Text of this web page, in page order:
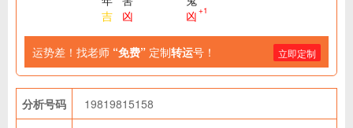
吉
凶
凶 +1
运势差！找老师 “免费” 定制转运号！ 立即定制
分析号码 19819815158